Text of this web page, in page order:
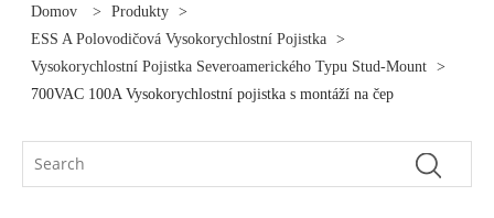
Domov > Produkty >
ESS A Polovodičová Vysokorychlostní Pojistka >
Vysokorychlostní Pojistka Severoamerického Typu Stud-Mount >
700VAC 100A Vysokorychlostní pojistka s montáží na čep